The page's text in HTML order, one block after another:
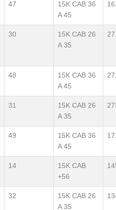
47
15K CAB 36
A 45
30
15K CAB 26
A 35
48
15K CAB 36
A 45
31
15K CAB 26
A 35
49
15K CAB 36
A 45
14
15K CAB
+56
32
15K CAB 26
A 35